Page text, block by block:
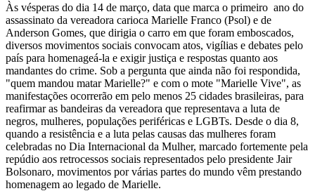
Às vésperas do dia 14 de março, data que marca o primeiro ano do
assassinato da vereadora carioca Marielle Franco (Psol) e de
Anderson Gomes, que dirigia o carro em que foram emboscados,
diversos movimentos sociais convocam atos, vigílias e debates pelo
país para homenageá-la e exigir justiça e respostas quanto aos
mandantes do crime. Sob a pergunta que ainda não foi respondida,
"quem mandou matar Marielle?" e com o mote "Marielle Vive", as
manifestações ocorrerão em pelo menos 25 cidades brasileiras, para
reafirmar as bandeiras da vereadora que representava a luta de
negros, mulheres, populações periféricas e LGBTs. Desde o dia 8,
quando a resistência e a luta pelas causas das mulheres foram
celebradas no Dia Internacional da Mulher, marcado fortemente pela
repúdio aos retrocessos sociais representados pelo presidente Jair
Bolsonaro, movimentos por várias partes do mundo vêm prestando
homenagem ao legado de Marielle.